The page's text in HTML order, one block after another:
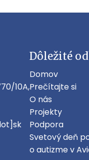
10A,
Dôležité
Domov
Prečítajte si
O nás
Projekty
Podpora
Svetový deň
o autizme v